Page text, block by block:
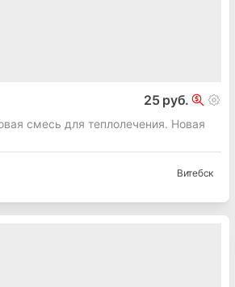
25 руб.
смесь для теплолечения. Новая
Витебск